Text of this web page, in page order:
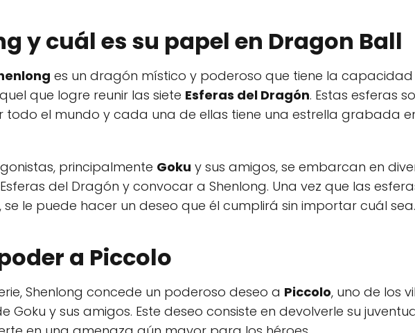
y cuál es su papel en Dragon Ball
es un dragón místico y poderoso que tiene la
que logre reunir las siete Esferas del Dragón. Estas esferas
todo el mundo y cada una de ellas tiene una estrella grabada
principalmente Goku y sus amigos, se embarcan en
del Dragón y convocar a Shenlong. Una vez que las
se le puede hacer un deseo que él cumplirá sin importar cuál sea.
a Piccolo
Shenlong concede un poderoso deseo a Piccolo, uno de los
Goku y sus amigos. Este deseo consiste en devolverle su